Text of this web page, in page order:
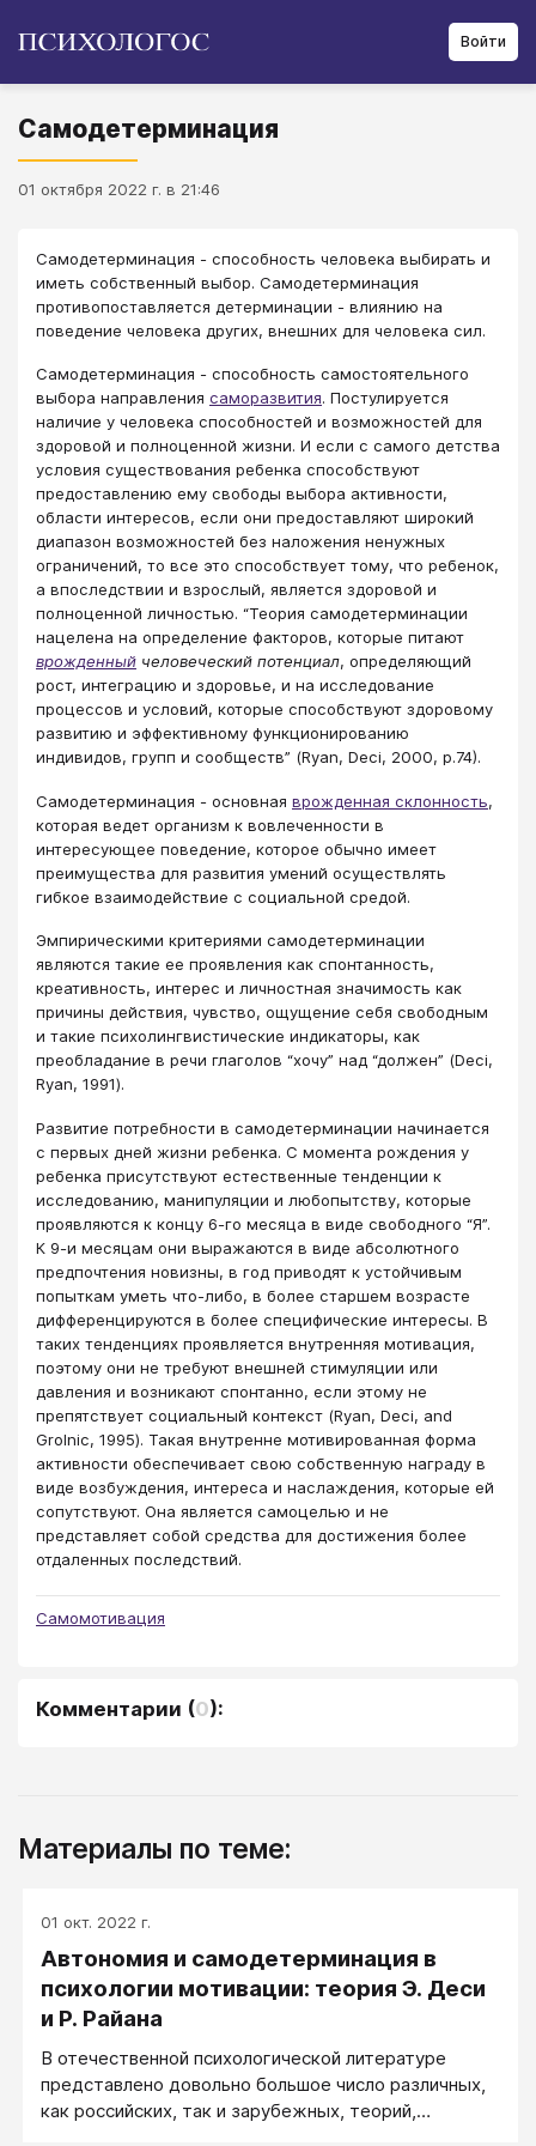
Войти
Самодетерминация
01 октября 2022 г. в 21:46
Самодетерминация - способность человека выбирать и
иметь собственный выбор. Самодетерминация
противопоставляется детерминации - влиянию на
поведение человека других, внешних для человека сил.
Самодетерминация - способность самостоятельного
выбора направления саморазвития. Постулируется
наличие у человека способностей и возможностей для
здоровой и полноценной жизни. И если с самого детства
условия существования ребенка способствуют
предоставлению ему свободы выбора активности,
области интересов, если они предоставляют широкий
диапазон возможностей без наложения ненужных
ограничений, то все это способствует тому, что ребенок,
а впоследствии и взрослый, является здоровой и
полноценной личностью. “Теория самодетерминации
нацелена на определение факторов, которые питают
врожденный человеческий потенциал, определяющий
рост, интеграцию и здоровье, и на исследование
процессов и условий, которые способствуют здоровому
развитию и эффективному функционированию
индивидов, групп и сообществ” (Ryan, Deci, 2000, р.74).
Самодетерминация - основная врожденная склонность,
которая ведет организм к вовлеченности в
интересующее поведение, которое обычно имеет
преимущества для развития умений осуществлять
гибкое взаимодействие с социальной средой.
Эмпирическими критериями самодетерминации
являются такие ее проявления как спонтанность,
креативность, интерес и личностная значимость как
причины действия, чувство, ощущение себя свободным
и такие психолингвистические индикаторы, как
преобладание в речи глаголов “хочу” над “должен” (Deci,
Ryan, 1991).
Развитие потребности в самодетерминации начинается
с первых дней жизни ребенка. С момента рождения у
ребенка присутствуют естественные тенденции к
исследованию, манипуляции и любопытству, которые
проявляются к концу 6-го месяца в виде свободного “Я”.
К 9-и месяцам они выражаются в виде абсолютного
предпочтения новизны, в год приводят к устойчивым
попыткам уметь что-либо, в более старшем возрасте
дифференцируются в более специфические интересы. В
таких тенденциях проявляется внутренняя мотивация,
поэтому они не требуют внешней стимуляции или
давления и возникают спонтанно, если этому не
препятствует социальный контекст (Ryan, Deci, and
Grolnic, 1995). Такая внутренне мотивированная форма
активности обеспечивает свою собственную награду в
виде возбуждения, интереса и наслаждения, которые ей
сопутствуют. Она является самоцелью и не
представляет собой средства для достижения более
отдаленных последствий.
Самомотивация
Комментарии (0):
Материалы по теме:
01 окт. 2022 г.
Автономия и самодетерминация в
психологии мотивации: теория Э. Деси
и Р. Райана
В отечественной психологической литературе
представлено довольно большое число различных,
как российских, так и зарубежных, теорий,